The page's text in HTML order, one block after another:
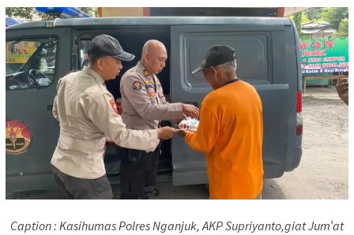
Caption : Kasihumas Polres Nganjuk, AKP Supriyanto,giat Jum’at